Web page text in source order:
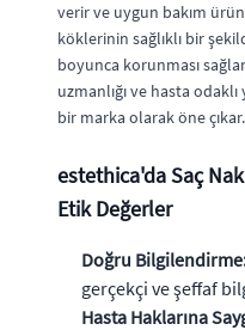
verir ve uygun bakım
köklerinin sağlıklı bir
boyunca korunması
uzmanlığı ve hasta
bir marka olarak öne çıkar.
estethica'da Saç
Etik Değerler
Doğru
gerçekçi ve şeffaf
Hasta Haklarına